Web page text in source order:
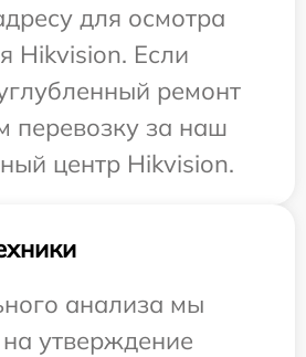
для осмотра
Hikvision. Если
ремонт
перевозку за наш
центр Hikvision.
анализа мы
утверждение